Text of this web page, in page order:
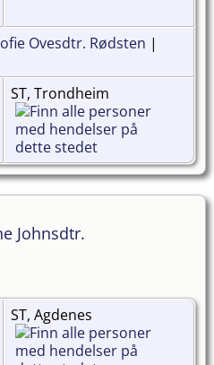
Ovesdtr. Rødsten |
ST, Trondheim
Johnsdtr.
ST, Agdenes